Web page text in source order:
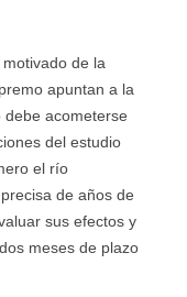
de la
apuntan a la
acometerse
del estudio
el río
de años de
sus efectos y
meses de plazo